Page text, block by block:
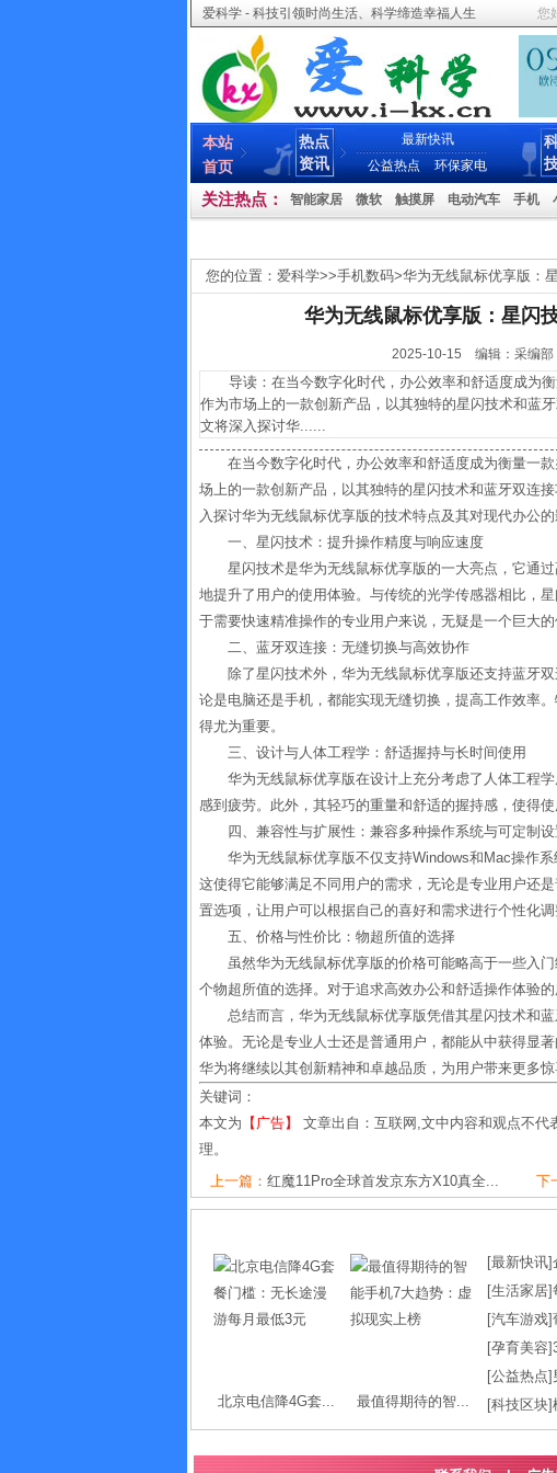
爱科学 - 科技引领时尚生活、科学缔造幸福人生 您
本站
首页
热点
资讯
最新快讯
公益热点
环保家电
关注热点： 智能家居 微软 触摸屏 电动汽车 手机
您的位置： 爱科学>>手机数码>华为无线鼠标优享版：
华为无线鼠标优享版：星闪
2025-10-15 编辑：采编
导读：在当今数字化时代，办公效率和舒适度成为衡
作为市场上的一款创新产品，以其独特的星闪技术和蓝
文将深入探讨华......
在当今数字化时代，办公效率和舒适度成为衡量一
场上的一款创新产品，以其独特的星闪技术和蓝牙双连
入探讨华为无线鼠标优享版的技术特点及其对现代办公的
一、星闪技术：提升操作精度与响应速度
星闪技术是华为无线鼠标优享版的一大亮点，它通
地提升了用户的使用体验。与传统的光学传感器相比，
于需要快速精准操作的专业用户来说，无疑是一个巨大的
二、蓝牙双连接：无缝切换与高效协作
除了星闪技术外，华为无线鼠标优享版还支持蓝牙
论是电脑还是手机，都能实现无缝切换，提高工作效率
得尤为重要。
三、设计与人体工程学：舒适握持与长时间使用
华为无线鼠标优享版在设计上充分考虑了人体工程
感到疲劳。此外，其轻巧的重量和舒适的握持感，使得
四、兼容性与扩展性：兼容多种操作系统与可定制
华为无线鼠标优享版不仅支持Windows和Mac操作
这使得它能够满足不同用户的需求，无论是专业用户还
置选项，让用户可以根据自己的喜好和需求进行个性化调
五、价格与性价比：物超所值的选择
虽然华为无线鼠标优享版的价格可能略高于一些入
个物超所值的选择。对于追求高效办公和舒适操作体验
总结而言，华为无线鼠标优享版凭借其星闪技术和
体验。无论是专业人士还是普通用户，都能从中获得显
华为将继续以其创新精神和卓越品质，为用户带来更多惊
关键词：
本文为 【广告】
文章出自：互联网,文中内容和观点不代
理。
上一篇： 红魔11Pro全球首发京东方X10真全... 下
北京电信降4G套... 最值得期待的智...
[最新快讯]
[生活家居]
[汽车游戏]
[孕育美容]
[公益热点]
[科技区块]